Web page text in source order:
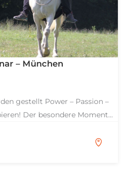
– München
gestellt Power – Passion –
Der besondere Moment…